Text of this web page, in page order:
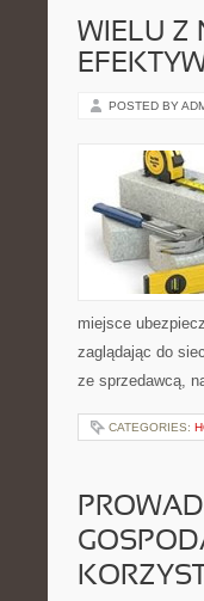
WIELU Z
POSTED BY
miejsce
zaglądając do
ze sprzedawcą,
CATEGORIES: